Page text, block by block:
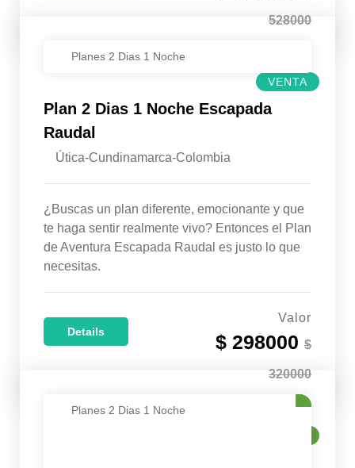
528000
VENTA
Planes 2 Dias 1 Noche
Plan 2 Dias 1 Noche Escapada
Raudal
Útica-Cundinamarca-Colombia
¿Buscas un plan diferente, emocionante y que
te haga sentir realmente vivo? Entonces el Plan
de Aventura Escapada Raudal es justo lo que
necesitas.
Details
Valor
$ 298000 $
320000
Planes 2 Dias 1 Noche